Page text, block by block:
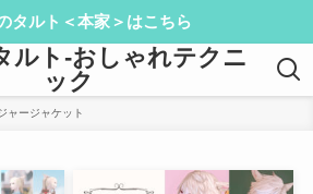
タルト＜本家＞はこちら
ルト-おしゃれテクニ
ック
ャージャケット